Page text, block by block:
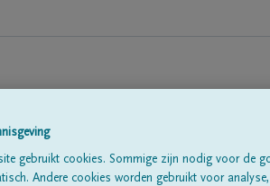
gebruikt cookies. Sommige zijn nodig voor de
Andere cookies worden gebruikt voor